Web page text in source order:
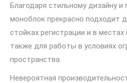
Благодаря стильному дизайну
моноблок прекрасно подходит
стойках регистрации и в
также для работы в условиях
пространства.
Невероятная